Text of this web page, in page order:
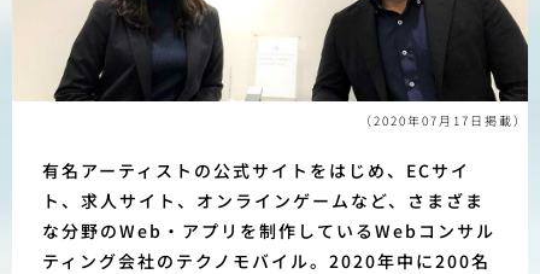
（2020年07月17日掲載）
有名アーティストの公式サイトをはじめ、ECサイ
ト、求人サイト、オンラインゲームなど、さまざま
な分野のWeb・アプリを制作しているWebコンサル
ティング会社のテクノモバイル。2020年中に200名